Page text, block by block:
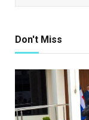
Don't Miss